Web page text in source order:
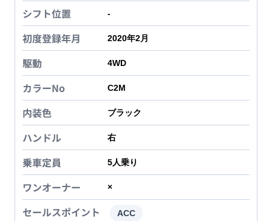
シフト位置 -
初度登録年月 2020年2月
駆動 4WD
カラーNo C2M
内装色 ブラック
ハンドル 右
乗車定員 5人乗り
ワンオーナー ×
セールスポイント ACC